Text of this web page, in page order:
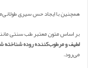
همچنین با ایجاد حس سیری
بر اساس متون معتبر طب سنتی
لطیف و مرطوب‌کننده روده شناخته
می‌رود.